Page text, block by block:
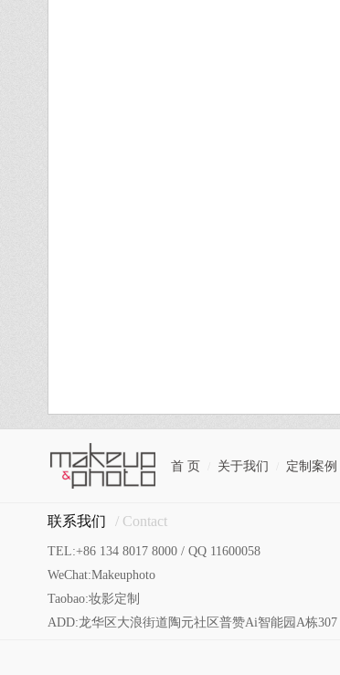
首 页 关于我们 定制案例
联系我们 / Contact
TEL:+86 134 8017 8000 / QQ 11600058
WeChat:Makeuphoto
Taobao:妆影定制
ADD:龙华区大浪街道陶元社区普赞Ai智能园A栋307